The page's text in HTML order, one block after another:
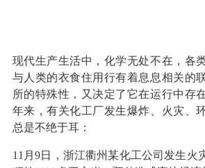
现代生产生活中，化学无处不在，各
与人类的衣食住用行有着息息相关的
所的特殊性，又决定了它在运行中存
年来，有关化工厂发生爆炸、火灾、
总是不绝于耳：
11月9日，浙江衢州某化工公司发生火